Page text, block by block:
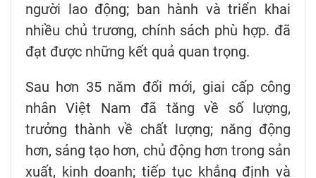
người lao động; ban hành và triển khai
nhiều chủ trương, chính sách phù hợp. đã
đạt được những kết quả quan trọng.
Sau hơn 35 năm đổi mới, giai cấp công
nhân Việt Nam đã tăng về số lượng,
trưởng thành về chất lượng; năng động
hơn, sáng tạo hơn, chủ động hơn trong sản
xuất, kinh doanh; tiếp tục khẳng định và